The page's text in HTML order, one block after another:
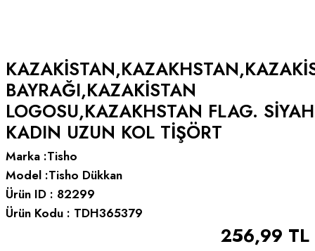
BAYRAĞI,KAZAKISTAN
LOGOSU,KAZAKHSTAN FLAG. SIYAH
KADIN UZUN KOL TIŞÖRT
Marka :Tisho
Model :Tisho Dükkan
Ürün ID : 82299
Ürün Kodu : TDH365379
256,99 TL